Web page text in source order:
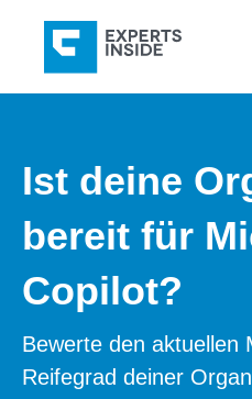
Ist deine
bereit für
Copilot?
Bewerte den aktuellen
Reifegrad deiner